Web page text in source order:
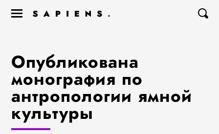
Опубликована
монография по
антропологии ямной
культуры